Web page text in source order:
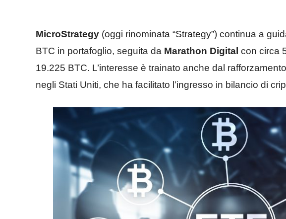
MicroStrategy (oggi rinominata “Strategy”) continua a
BTC in portafoglio, seguita da Marathon Digital con circa
19.225 BTC. L’interesse è trainato anche dal
negli Stati Uniti, che ha facilitato l’ingresso in bilancio di